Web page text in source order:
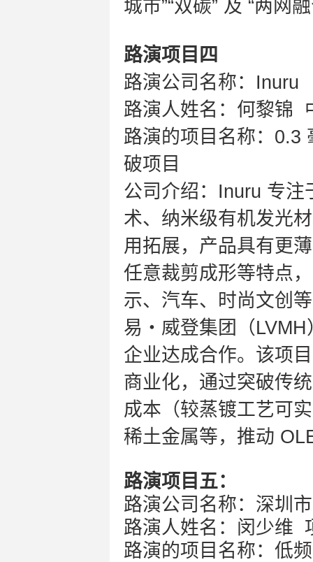
城市”“双碳” 及 “两网
路演项目四
路演公司名称：Inuru
路演人姓名：何黎锦
路演的项目名称：0.3
破项目
公司介绍：Inuru 专注
术、纳米级有机发光
用拓展，产品具有更
任意裁剪成形等特点
示、汽车、时尚文创
易・威登集团（LVMH
企业达成合作。该项
商业化，通过突破传
成本（较蒸镀工艺可
稀土金属等，推动
路演项目五：
路演公司名称：深圳
路演人姓名：闵少维
路演的项目名称：低